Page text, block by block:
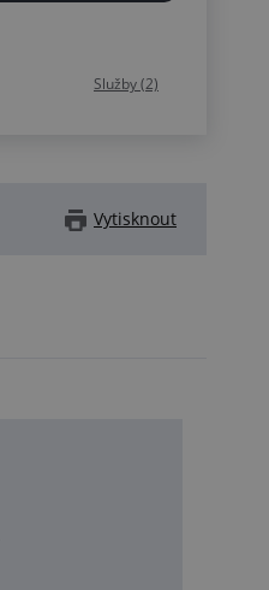
Služby (2)
Vytisknout